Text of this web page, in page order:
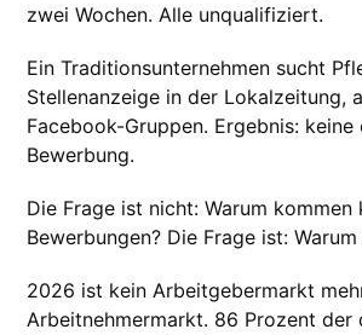
zwei Wochen. Alle unqualifiziert.
Ein Traditionsunternehmen sucht
Stellenanzeige in der Lokalzeitung,
Facebook-Gruppen. Ergebnis: keine
Bewerbung.
Die Frage ist nicht: Warum kommen
Bewerbungen? Die Frage ist:
2026 ist kein Arbeitgebermarkt
Arbeitnehmermarkt. 86 Prozent der